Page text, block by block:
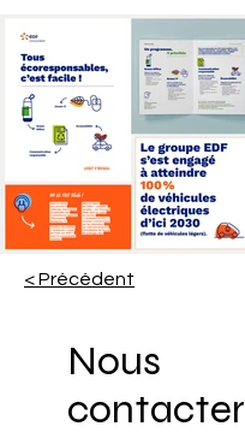
< Précédent
Nous
contacter